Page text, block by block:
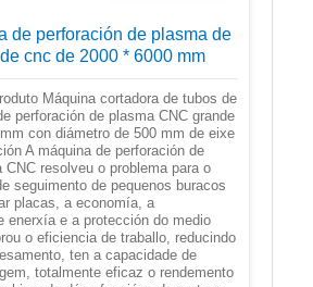
de perforación de plasma de
cnc de 2000 * 6000 mm
Máquina cortadora de tubos de
perforación de plasma CNC grande
con diámetro de 500 mm de eixe
A máquina de perforación de
CNC resolveu o problema para o
seguimento de pequenos buracos
placas, a economía, a
enerxía e a protección do medio
o eficiencia de traballo, reducindo
ten a capacidade de
totalmente eficaz o rendemento